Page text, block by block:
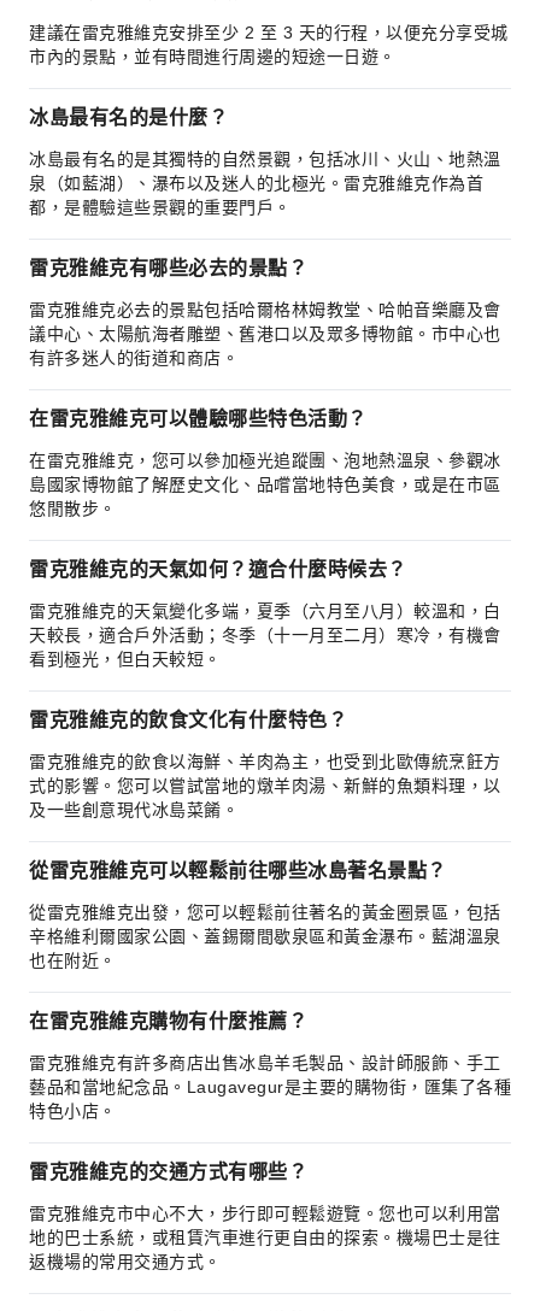
建議在雷克雅維克安排至少 2 至 3 天的行程，以便充分享受城
市內的景點，並有時間進行周邊的短途一日遊。
冰島最有名的是什麼？
冰島最有名的是其獨特的自然景觀，包括冰川、火山、地熱溫
泉（如藍湖）、瀑布以及迷人的北極光。雷克雅維克作為首
都，是體驗這些景觀的重要門戶。
雷克雅維克有哪些必去的景點？
雷克雅維克必去的景點包括哈爾格林姆教堂、哈帕音樂廳及會
議中心、太陽航海者雕塑、舊港口以及眾多博物館。市中心也
有許多迷人的街道和商店。
在雷克雅維克可以體驗哪些特色活動？
在雷克雅維克，您可以參加極光追蹤團、泡地熱溫泉、參觀冰
島國家博物館了解歷史文化、品嚐當地特色美食，或是在市區
悠閒散步。
雷克雅維克的天氣如何？適合什麼時候去？
雷克雅維克的天氣變化多端，夏季（六月至八月）較溫和，白
天較長，適合戶外活動；冬季（十一月至二月）寒冷，有機會
看到極光，但白天較短。
雷克雅維克的飲食文化有什麼特色？
雷克雅維克的飲食以海鮮、羊肉為主，也受到北歐傳統烹飪方
式的影響。您可以嘗試當地的燉羊肉湯、新鮮的魚類料理，以
及一些創意現代冰島菜餚。
從雷克雅維克可以輕鬆前往哪些冰島著名景點？
從雷克雅維克出發，您可以輕鬆前往著名的黃金圈景區，包括
辛格維利爾國家公園、蓋錫爾間歇泉區和黃金瀑布。藍湖溫泉
也在附近。
在雷克雅維克購物有什麼推薦？
雷克雅維克有許多商店出售冰島羊毛製品、設計師服飾、手工
藝品和當地紀念品。Laugavegur是主要的購物街，匯集了各種
特色小店。
雷克雅維克的交通方式有哪些？
雷克雅維克市中心不大，步行即可輕鬆遊覽。您也可以利用當
地的巴士系統，或租賃汽車進行更自由的探索。機場巴士是往
返機場的常用交通方式。